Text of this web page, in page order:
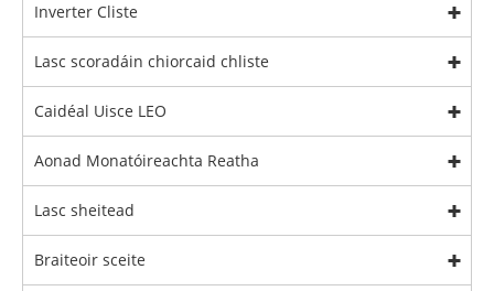
Inverter Cliste
Lasc scoradáin chiorcaid chliste
Caidéal Uisce LEO
Aonad Monatóireachta Reatha
Lasc sheitead
Braiteoir sceite